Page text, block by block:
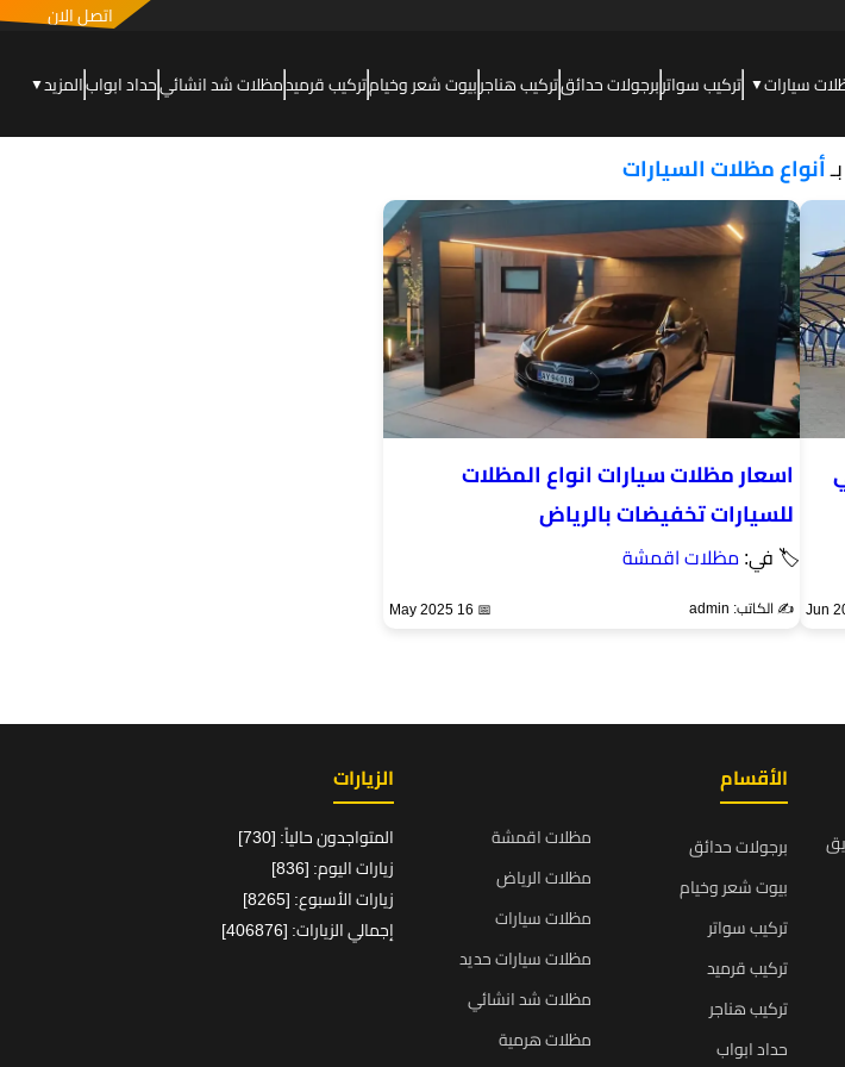
اتصل الان
سيارات▼ تركيب سواتربرجولات حدائقتركيب هناجربيوت شعر وخيامتركيب قرميدمظلات شد انشائيحداد ابوابالمزيد▼
أنواع مظلات السيارات
اسعار مظلات سيارات انواع المظلات
للسيارات تخفيضات بالرياض
🏷 في: مظلات اقمشة
✍️ الكاتب: admin 📅 16 May 2025
الأقسام
برجولات حدائق
بيوت شعر وخيام
تركيب سواتر
تركيب قرميد
تركيب هناجر
حداد ابواب
مظلات اقمشة
مظلات الرياض
مظلات سيارات
مظلات سيارات حديد
مظلات شد انشائي
مظلات هرمية
الزيارات
المتواجدون حالياً: [730]
زيارات اليوم: [836]
زيارات الأسبوع: [8265]
إجمالي الزيارات: [406876]